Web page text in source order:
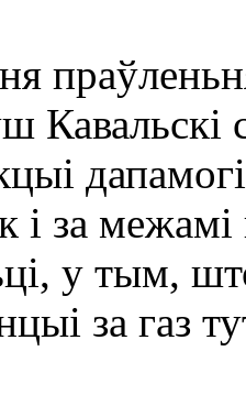
Кавальскі
за
у тым,
за газ